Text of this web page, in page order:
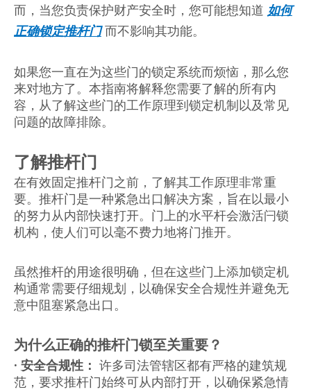
而，当您负责保护财产安全时，您可能想知道 如何
正确锁定推杆门而不影响其功能。
如果您一直在为这些门的锁定系统而烦恼，那么您
来对地方了。本指南将解释您需要了解的所有内
容，从了解这些门的工作原理到锁定机制以及常见
问题的故障排除。
了解推杆门
在有效固定推杆门之前，了解其工作原理非常重
要。推杆门是一种紧急出口解决方案，旨在以最小
的努力从内部快速打开。门上的水平杆会激活闩锁
机构，使人们可以毫不费力地将门推开。
虽然推杆的用途很明确，但在这些门上添加锁定机
构通常需要仔细规划，以确保安全合规性并避免无
意中阻塞紧急出口。
为什么正确的推杆门锁至关重要？
· 安全合规性： 许多司法管辖区都有严格的建筑规
范，要求推杆门始终可从内部打开，以确保紧急情